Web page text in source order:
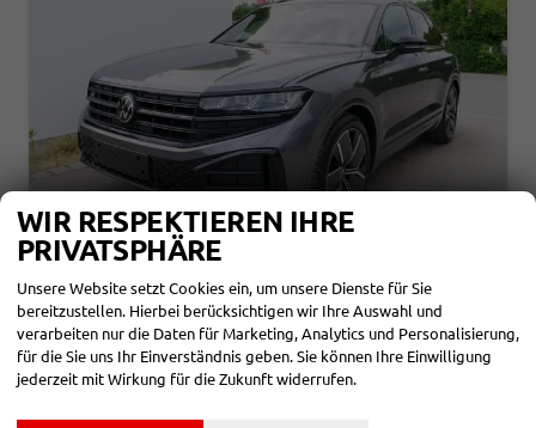
VOLKSWAGEN TOUAREG
Fahrzeug mit Tageszulassung
Fahrzeugnr. 866967 Getriebe Automatik
Kraftstoff Diesel Außenfarbe Siliziumgrau
WIR RESPEKTIEREN IHRE
PRIVATSPHÄRE
Unsere Website setzt Cookies ein, um unsere Dienste für Sie
bereitzustellen. Hierbei berücksichtigen wir Ihre Auswahl und
verarbeiten nur die Daten für Marketing, Analytics und Personalisierung,
für die Sie uns Ihr Einverständnis geben. Sie können Ihre Einwilligung
jederzeit mit Wirkung für die Zukunft widerrufen.